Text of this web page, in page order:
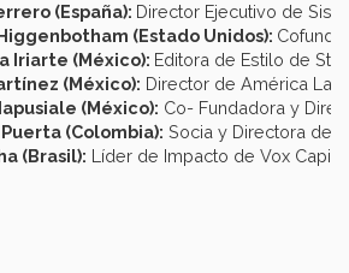
(España): Director Ejecutivo de
(Estado Unidos):
Iriarte (México): Editora de Estilo de
(México): Director de América
(México): Co- Fundadora y
(Colombia): Socia y Directora de
(Brasil): Líder de Impacto de Vox